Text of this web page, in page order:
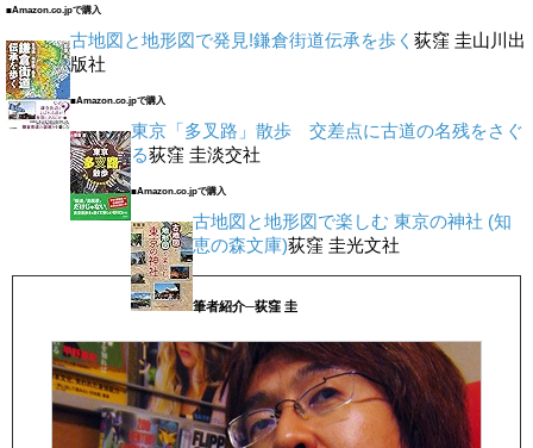
■Amazon.co.jpで購入
古地図と地形図で発見!鎌倉街道伝承を歩く 荻窪 圭山川出
版社
■Amazon.co.jpで購入
東京「多叉路」散歩 交差点に古道の名残をさぐ
る荻窪 圭淡交社
■Amazon.co.jpで購入
古地図と地形図で楽しむ 東京の神社 (知
恵の森文庫)荻窪 圭光文社
筆者紹介─荻窪 圭